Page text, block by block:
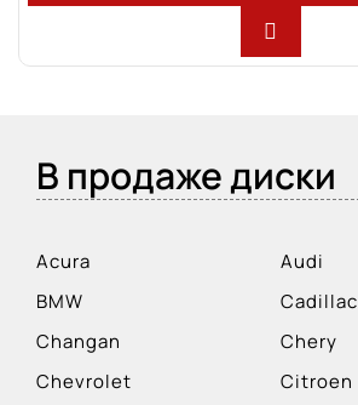
В продаже диски
Acura
Audi
BMW
Cadillac
Changan
Chery
Chevrolet
Citroen